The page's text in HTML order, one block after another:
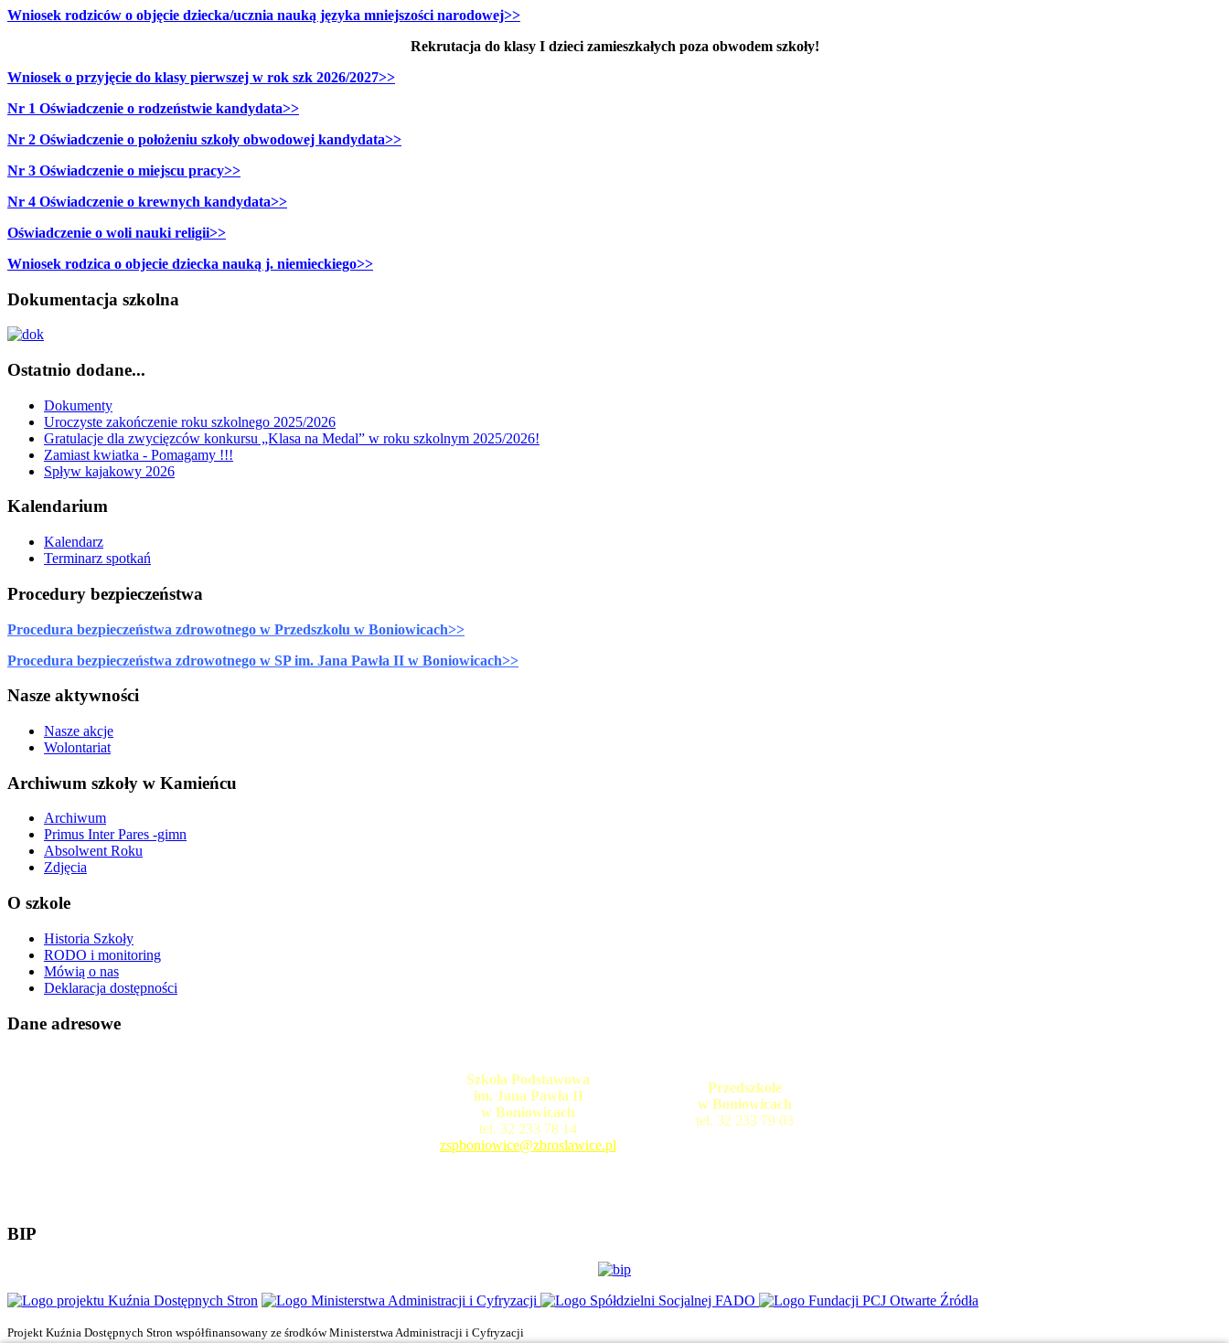
Wniosek rodziców o objęcie dziecka/ucznia nauką języka mniejszości narodowej>>
Rekrutacja do klasy I dzieci zamieszkałych poza obwodem szkoły!
Wniosek o przyjęcie do klasy pierwszej w rok szk 2026/2027>>
Nr 1 Oświadczenie o rodzeństwie kandydata>>
Nr 2 Oświadczenie o położeniu szkoły obwodowej kandydata>>
Nr 3 Oświadczenie o miejscu pracy>>
Nr 4 Oświadczenie o krewnych kandydata>>
Oświadczenie o woli nauki religii>>
Wniosek rodzica o objecie dziecka nauką j. niemieckiego>>
Dokumentacja szkolna
Ostatnio dodane...
Dokumenty
Uroczyste zakończenie roku szkolnego 2025/2026
Gratulacje dla zwycięzców konkursu „Klasa na Medal” w roku szkolnym 2025/2026!
Zamiast kwiatka - Pomagamy !!!
Spływ kajakowy 2026
Kalendarium
Kalendarz
Terminarz spotkań
Procedury bezpieczeństwa
Procedura bezpieczeństwa zdrowotnego w Przedszkolu w Boniowicach>>
Procedura bezpieczeństwa zdrowotnego w SP im. Jana Pawła II w Boniowicach>>
Nasze aktywności
Nasze akcje
Wolontariat
Archiwum szkoły w Kamieńcu
Archiwum
Primus Inter Pares -gimn
Absolwent Roku
Zdjęcia
O szkole
Historia Szkoły
RODO i monitoring
Mówią o nas
Deklaracja dostępności
Dane adresowe
Szkoła Podstawowa
im. Jana Pawła II
w Boniowicach
tel. 32 233 78 14
zspboniowice@zbroslawice.pl
Przedszkole
w Boniowicach
tel. 32 233 79 03
BIP
Projekt Kuźnia Dostępnych Stron współfinansowany ze środków Ministerstwa Administracji i Cyfryzacji